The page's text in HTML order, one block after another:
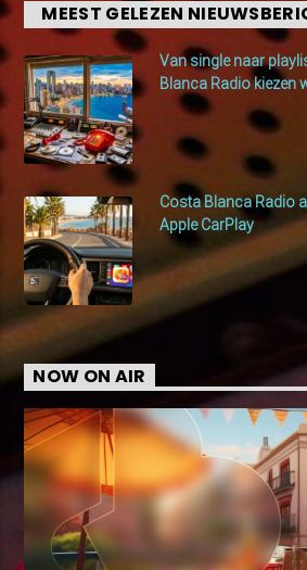
MEEST GELEZEN
Van single naar
Blanca Radio kiezen
Costa Blanca Radio
Apple CarPlay
NOW ON AIR